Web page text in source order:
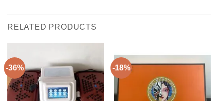
RELATED PRODUCTS
-36% -18%